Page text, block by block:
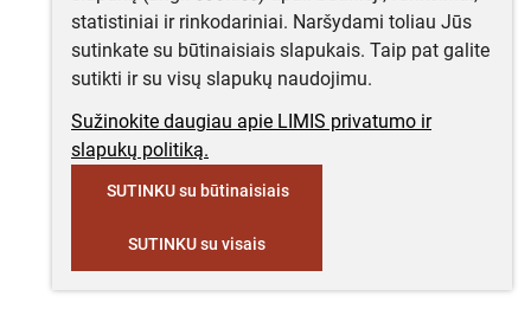
statistiniai ir rinkodariniai. Naršydami toliau Jūs
sutinkate su būtinaisiais slapukais. Taip pat galite
sutikti ir su visų slapukų naudojimu.
Sužinokite daugiau apie LIMIS privatumo ir
slapukų politiką.
SUTINKU su būtinaisiais
SUTINKU su visais